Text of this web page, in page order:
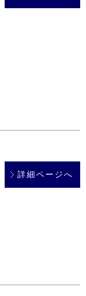
詳細ページへ